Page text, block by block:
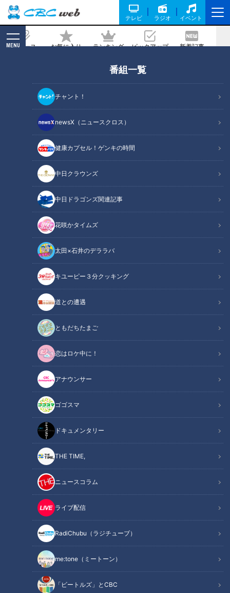
テレビ ラジオ イベント
ニュース お気に入り ランキング ピックアップ 新着記事
MENU
番組一覧
チャント！
newsX（ニュースクロス）
健康カプセル！ゲンキの時間
中日クラウンズ
中日ドラゴンズ関連記事
花咲かタイムズ
太田×石井のデララバ
キユーピー３分クッキング
道との遭遇
ともだちたまご
恋はロケ中に！
アナウンサー
ゴゴスマ
ドキュメンタリー
THE TIME,
ニュースコラム
ライブ配信
RadiChubu（ラジチューブ）
me:tone（ミートーン）
「ビートルズ」とCBC
の薬草カフェのせいろ蒸し！絶景カフェ
＆温泉付きヴィラも満喫！
2022/06/24 19:00
花咲かタイムズ
週末ジャーニー 推しタビ
『岐阜のマチュピチュ』『天空の茶畑』と言われるほどお茶の
栽培が盛んで美しい茶畑が広がる“岐阜・揖斐川町”のおすすめ
スポットを、ガンバレルーヤのよしこさんとまひるさんがリポ
ートしました。
茶畑にオープンした絶景カフェのお茶スイーツ
土日限定！薬草カフェのせいろ蒸しランチ
1日3組限定！非日常が味わえる贅沢なヴィラ
オススメ関連コンテンツ
茶畑にオープンした絶景カフェのお茶スイーツ